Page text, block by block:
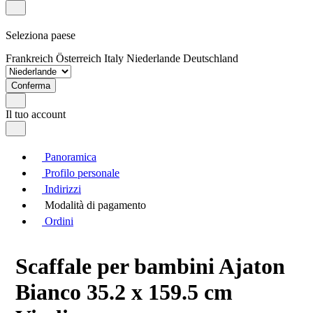
Seleziona paese
Frankreich Österreich Italy Niederlande Deutschland
Conferma
Il tuo account
Panoramica
Profilo personale
Indirizzi
Modalità di pagamento
Ordini
Scaffale per bambini Ajaton
Bianco 35.2 x 159.5 cm